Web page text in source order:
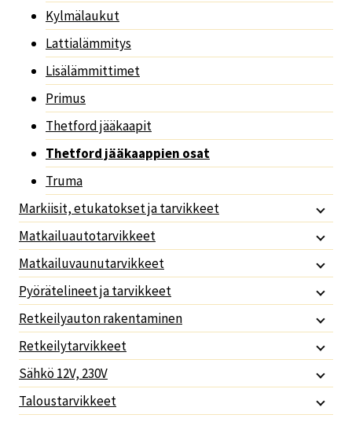
Kylmälaukut
Lattialämmitys
Lisälämmittimet
Primus
Thetford jääkaapit
Thetford jääkaappien osat
Truma
Markiisit, etukatokset ja tarvikkeet
Matkailuautotarvikkeet
Matkailuvaunutarvikkeet
Pyörätelineet ja tarvikkeet
Retkeilyauton rakentaminen
Retkeilytarvikkeet
Sähkö 12V, 230V
Taloustarvikkeet